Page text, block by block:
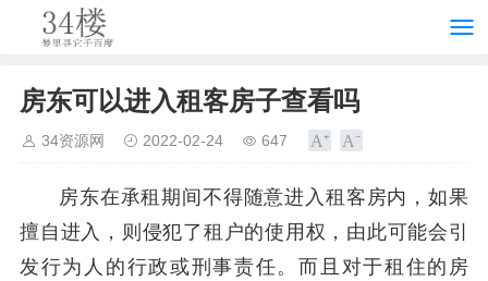
房东可以进入租客房子查看吗
34资源网 2022-02-24 647
房东在承租期间不得随意进入租客房内，如果
擅自进入，则侵犯了租户的使用权，由此可能会引
发行为人的行政或刑事责任。而且对于租住的房